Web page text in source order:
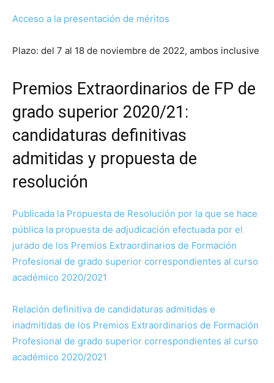
Acceso a la presentación de méritos
Plazo: del 7 al 18 de noviembre de 2022, ambos inclusive
Premios Extraordinarios de FP de
grado superior 2020/21:
candidaturas definitivas
admitidas y propuesta de
resolución
Publicada la Propuesta de Resolución por la que se hace
pública la propuesta de adjudicación efectuada por el
jurado de los Premios Extraordinarios de Formación
Profesional de grado superior correspondientes al curso
académico 2020/2021
Relación definitiva de candidaturas admitidas e
inadmitidas de los Premios Extraordinarios de Formación
Profesional de grado superior correspondientes al curso
académico 2020/2021